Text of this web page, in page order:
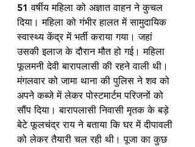
51 वर्षीय महिला को अज्ञात वाहन ने कुचल
दिया। महिला को गंभीर हालत में सामुदायिक
स्वास्थ्य केंद्र में भर्ती कराया गया। जहां
उसकी इलाज के दौरान मौत हो गई। महिला
फूलमनी देवी बारापलासी की रहने वाली थी।
मंगलवार को जामा थाना की पुलिस ने शव को
अपने कब्जे में लेकर पोस्टमार्टम परिजनों को
सौंप दिया। बारापलासी निवासी मृतक के बड़े
बेटे फूलचंद्र राय ने बताया कि घर में दीपावली
को लेकर तैयारी चल रही थी। पूजा का कुछ